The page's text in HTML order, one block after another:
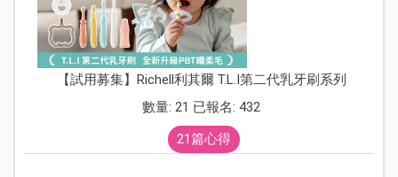
【試用募集】Richell利其爾 T.L.I第二代乳牙刷系列
數量: 21 已報名: 432
21篇心得